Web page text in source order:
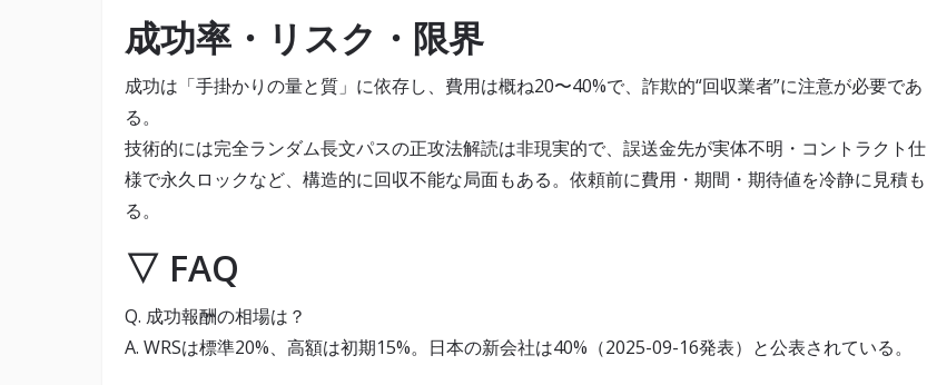
成功率・リスク・限界
成功は「手掛かりの量と質」に依存し、費用は概ね20〜40%で、詐欺的“回収業者”に注意が必要であ
る。
技術的には完全ランダム長文パスの正攻法解読は非現実的で、誤送金先が実体不明・コントラクト仕
様で永久ロックなど、構造的に回収不能な局面もある。依頼前に費用・期間・期待値を冷静に見積も
る。
▽ FAQ
Q. 成功報酬の相場は？
A. WRSは標準20%、高額は初期15%。日本の新会社は40%（2025-09-16発表）と公表されている。